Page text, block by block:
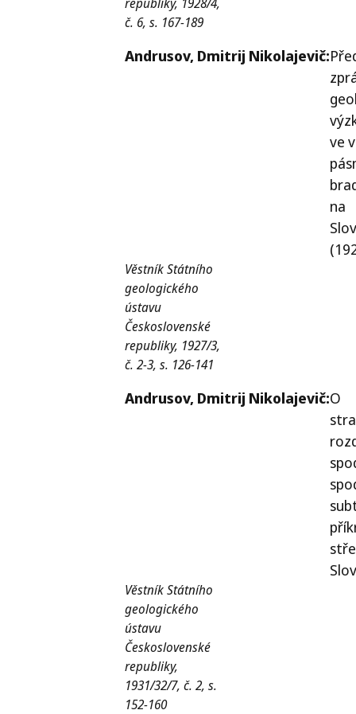
č. 6, s. 167-189
Andrusov, Dmitrij Nikolajevič:
ve
na
Věstník Státního
geologického
ústavu
Československé
republiky, 1927/3,
č. 2-3, s. 126-141
Andrusov, Dmitrij Nikolajevič:O
Věstník Státního
geologického
ústavu
Československé
republiky,
1931/32/7, č. 2, s.
152-160